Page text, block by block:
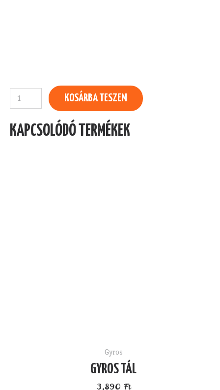
Sajtos
Gyros
mennyiség
KOSÁRBA TESZEM
KAPCSOLÓDÓ TERMÉKEK
Gyros
GYROS TÁL
3,890 Ft